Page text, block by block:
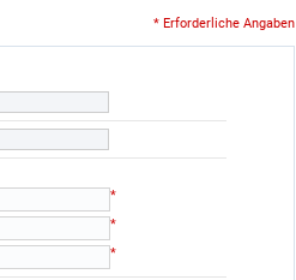
* Erforderliche Angaben
*
*
*